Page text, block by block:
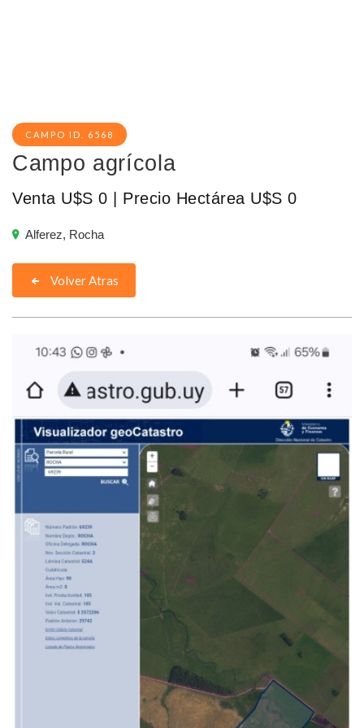
CAMPO ID. 6568
Campo agrícola
Venta U$S 0 | Precio Hectárea U$S 0
Alferez, Rocha
Volver Atras